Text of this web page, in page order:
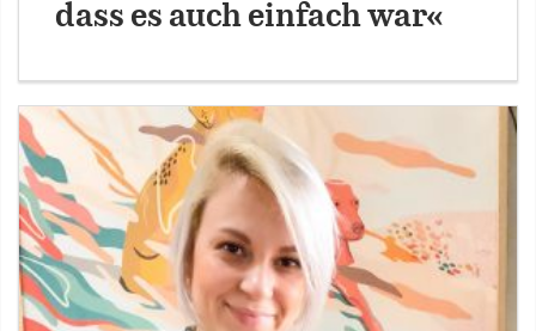
dass es auch einfach war«